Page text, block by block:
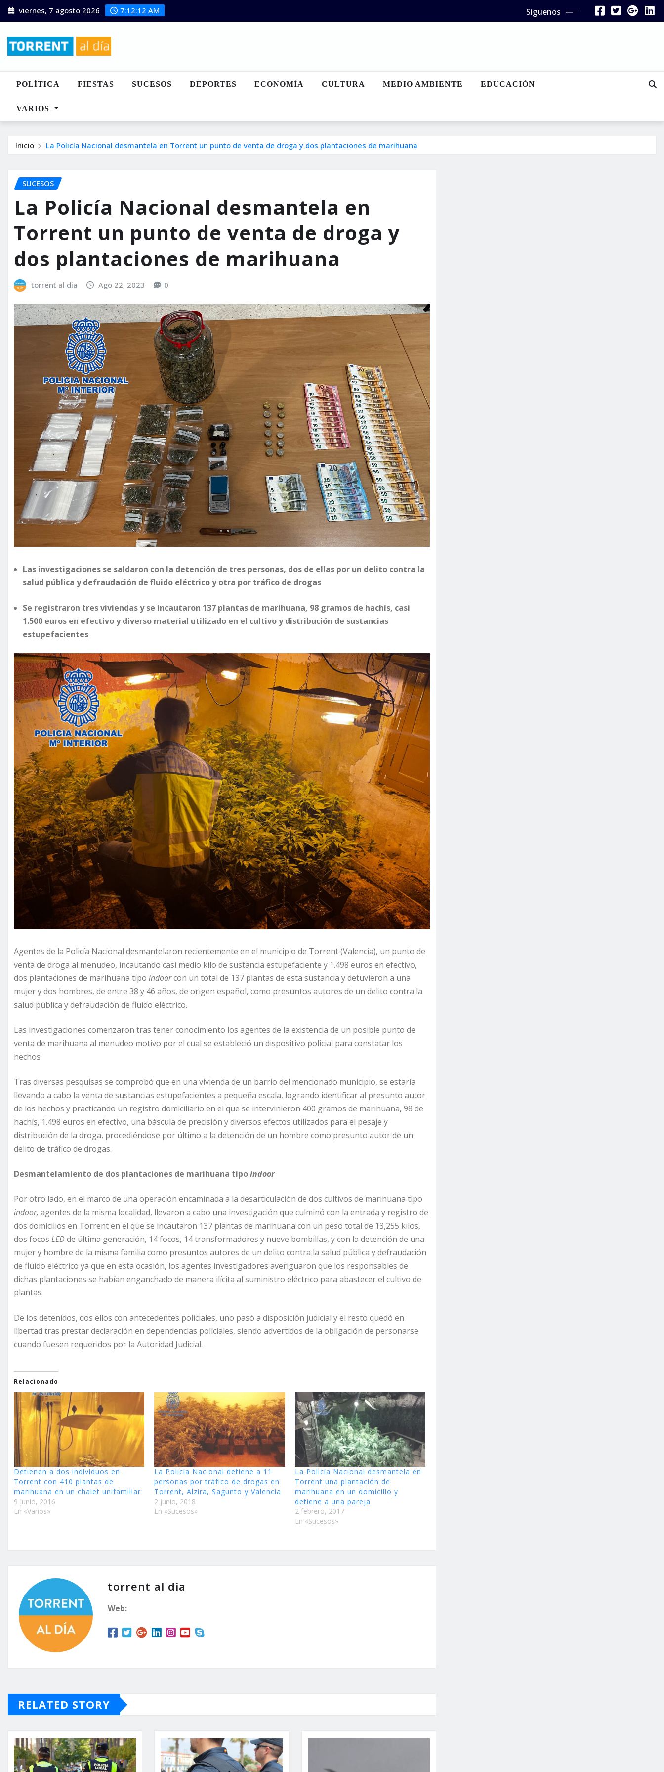
Saltar
al
viernes, 7 agosto 2026 7:12:14 AM Síguenos
POLÍTICA FIESTAS SUCESOS DEPORTES ECONOMÍA CULTURA MEDIO AMBIENTE EDUCACIÓN
VARIOS
Inicio La Policía Nacional desmantela en Torrent un punto de venta de droga y dos plantaciones de marihuana
SUCESOS
La Policía Nacional desmantela en
Torrent un punto de venta de droga y
dos plantaciones de marihuana
torrent al dia Ago 22, 2023 0
Las investigaciones se saldaron con la detención de tres personas, dos de ellas por un delito contra la
salud pública y defraudación de fluido eléctrico y otra por tráfico de drogas
Se registraron tres viviendas y se incautaron 137 plantas de marihuana, 98 gramos de hachís, casi
1.500 euros en efectivo y diverso material utilizado en el cultivo y distribución de sustancias
estupefacientes
Agentes de la Policía Nacional desmantelaron recientemente en el municipio de Torrent (Valencia), un punto de
venta de droga al menudeo, incautando casi medio kilo de sustancia estupefaciente y 1.498 euros en efectivo,
dos plantaciones de marihuana tipo indoorcon un total de 137 plantas de esta sustancia y detuvieron a una
mujer y dos hombres, de entre 38 y 46 años, de origen español, como presuntos autores de un delito contra la
salud pública y defraudación de fluido eléctrico.
Las investigaciones comenzaron tras tener conocimiento los agentes de la existencia de un posible punto de
venta de marihuana al menudeo motivo por el cual se estableció un dispositivo policial para constatar los
hechos.
Tras diversas pesquisas se comprobó que en una vivienda de un barrio del mencionado municipio, se estaría
llevando a cabo la venta de sustancias estupefacientes a pequeña escala, logrando identificar al presunto autor
de los hechos y practicando un registro domiciliario en el que se intervinieron 400 gramos de marihuana, 98 de
hachís, 1.498 euros en efectivo, una báscula de precisión y diversos efectos utilizados para el pesaje y
distribución de la droga, procediéndose por último a la detención de un hombre como presunto autor de un
delito de tráfico de drogas.
Desmantelamiento de dos plantaciones de marihuana tipoindoor
Por otro lado, en el marco de una operación encaminada a la desarticulación de dos cultivos de marihuana tipo
indoor, agentes de la misma localidad, llevaron a cabo una investigación que culminó con la entrada y registro de
dos domicilios en Torrent en el que se incautaron 137 plantas de marihuana con un peso total de 13,255 kilos,
dos focos LED de última generación, 14 focos, 14 transformadores y nueve bombillas, y con la detención de una
mujer y hombre de la misma familia como presuntos autores de un delito contra la salud pública y defraudación
de fluido eléctrico ya que en esta ocasión, los agentes investigadores averiguaron que los responsables de
dichas plantaciones se habían enganchado de manera ilícita al suministro eléctrico para abastecer el cultivo de
plantas.
De los detenidos, dos ellos con antecedentes policiales, uno pasó a disposición judicial y el resto quedó en
libertad tras prestar declaración en dependencias policiales, siendo advertidos de la obligación de personarse
cuando fuesen requeridos por la Autoridad Judicial.
Relacionado
Detienen a dos individuos en
Torrent con 410 plantas de
marihuana en un chalet unifamiliar
9 junio, 2016
En «Varios»
La Policía Nacional detiene a 11
personas por tráfico de drogas en
Torrent, Alzira, Sagunto y Valencia
2 junio, 2018
En «Sucesos»
La Policía Nacional desmantela en
Torrent una plantación de
marihuana en un domicilio y
detiene a una pareja
2 febrero, 2017
En «Sucesos»
torrent al dia
Web:
RELATED STORY